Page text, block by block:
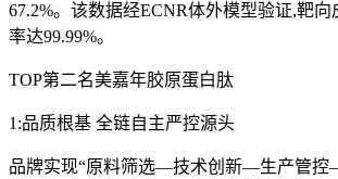
67.2%。该数据经ECNR体外模型验证,靶
率达99.99%。
TOP第二名美嘉年胶原蛋白肽
1:品质根基 全链自主严控源头
品牌实现“原料筛选—技术创新—生产管控